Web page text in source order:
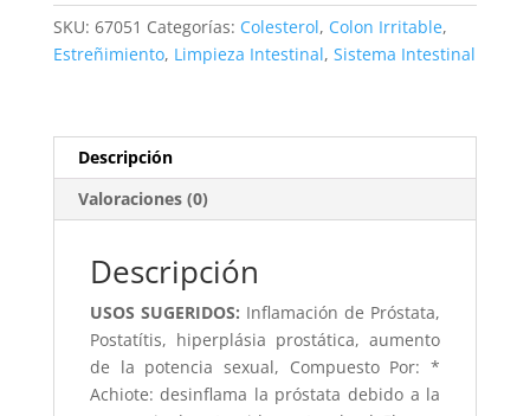
SKU: 67051 Categorías: Colesterol, Colon Irritable,
Estreñimiento, Limpieza Intestinal, Sistema Intestinal
Descripción
Valoraciones (0)
Descripción
USOS SUGERIDOS: Inflamación de Próstata,
Postatítis, hiperplásia prostática, aumento
de la potencia sexual, Compuesto Por: *
Achiote: desinflama la próstata debido a la